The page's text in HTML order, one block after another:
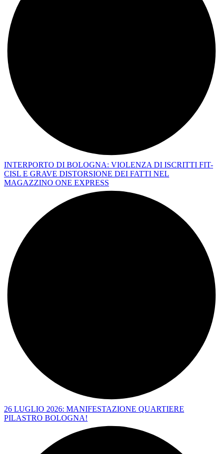
INTERPORTO DI BOLOGNA: VIOLENZA DI ISCRITTI FIT-
CISL E GRAVE DISTORSIONE DEI FATTI NEL
MAGAZZINO ONE EXPRESS
26 LUGLIO 2026: MANIFESTAZIONE QUARTIERE
PILASTRO BOLOGNA!